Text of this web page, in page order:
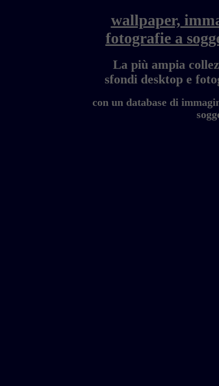
wallpaper,
fotografie a
La più ampia
sfondi desktop e
con un database di